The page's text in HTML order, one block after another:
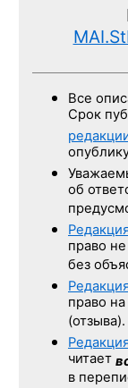
Все
Срок
об
право
без
право
(отзыва).
читает
в